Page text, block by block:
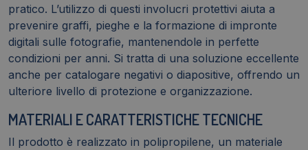
pratico. L’utilizzo di questi involucri protettivi aiuta a
prevenire graffi, pieghe e la formazione di impronte
digitali sulle fotografie, mantenendole in perfette
condizioni per anni. Si tratta di una soluzione eccellente
anche per catalogare negativi o diapositive, offrendo un
ulteriore livello di protezione e organizzazione.
MATERIALI E CARATTERISTICHE TECNICHE
Il prodotto è realizzato in polipropilene, un materiale